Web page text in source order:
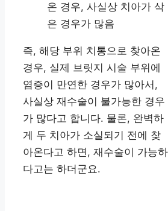
온 경우, 사실상 치아가 삭
은 경우가 많음
즉, 해당 부위 치통으로 찾아온
경우, 실제 브릿지 시술 부위에
염증이 만연한 경우가 많아서,
사실상 재수술이 불가능한 경우
가 많다고 합니다. 물론, 완벽하
게 두 치아가 소실되기 전에 찾
아온다고 하면, 재수술이 가능하
다고는 하더군요.